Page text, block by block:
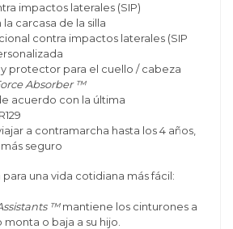
impactos laterales (SIP)
carcasa de la silla
contra impactos laterales (SIP
protector para el cuello / cabeza
Absorber ™
acuerdo con la última
a contramarcha hasta los 4 años,
seguro
una vida cotidiana más fácil:
™mantiene los cinturones a
o baja a su hijo.